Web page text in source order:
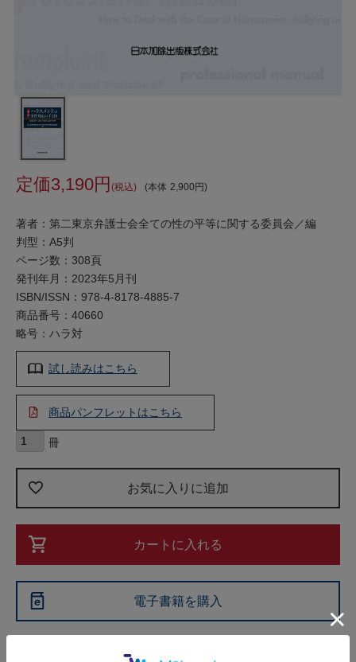
本体 2,900
3,190 税込
著者：第二東京弁護士会全ての性の平等に関する委員会／編
判型：A5判
ページ数：308頁
発刊年月：2023年5月刊
ISBN/ISSN： 978-4-8178-4885-7
商品番号：40660
略号：ハラ対
試し読みはこちら
商品パンフレットはこちら
お気に入りに追加
カートに入れる
電子書籍を購入